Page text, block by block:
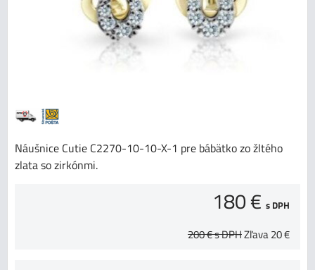
Náušnice Cutie C2270-10-10-X-1 pre bábätko zo žltého
zlata so zirkónmi.
180 € s DPH
200 €s DPHZľava20 €